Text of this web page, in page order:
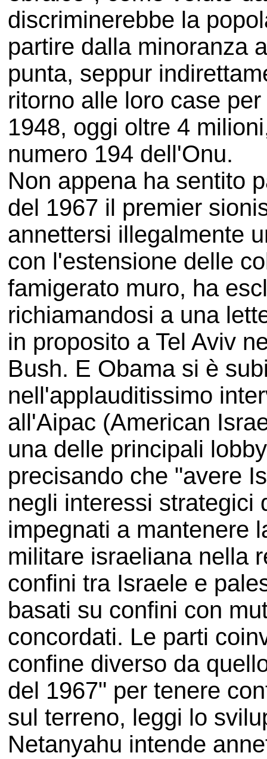
discriminerebbe la
partire dalla minoranza
punta, seppur
ritorno alle loro case
1948, oggi oltre 4
numero 194 dell'Onu.
Non appena ha sentito
del 1967 il premier
annettersi illegalmente
con l'estensione delle
famigerato muro, ha
richiamandosi a una
in proposito a Tel Aviv
Bush. E Obama si è
nell'applauditissimo
all'Aipac (American
una delle principali
precisando che "avere
negli interessi strategici
impegnati a mantenere
militare israeliana nella
confini tra Israele e
basati su confini con
concordati. Le parti
confine diverso da
del 1967" per tenere
sul terreno, leggi lo
Netanyahu intende